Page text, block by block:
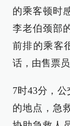
的乘客顿时
李老伯颈部
前排的乘客
话，由售票
7时43分，
的地点，急